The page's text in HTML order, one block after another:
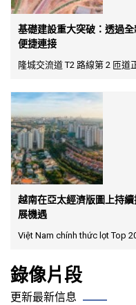
基礎建設重大突破：透過
便捷連接
隆城交流道 T2 路線第 2 匝道
越南在亞太經濟版圖上持
展機遇
Việt Nam chính thức lọt Top
錄像片段
更新最新信息